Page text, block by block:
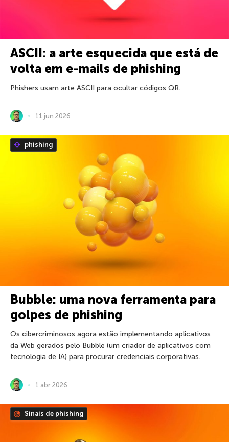
ASCII: a arte esquecida que está de
volta em e-mails de phishing
Phishers usam arte ASCII para ocultar códigos QR.
11 jun 2026
phishing
Bubble: uma nova ferramenta para
golpes de phishing
Os cibercriminosos agora estão implementando aplicativos
da Web gerados pelo Bubble (um criador de aplicativos com
tecnologia de IA) para procurar credenciais corporativas.
1 abr 2026
Sinais de phishing